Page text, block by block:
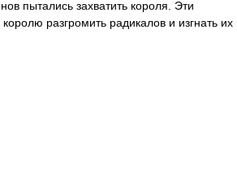
пытались захватить короля. Эти
разгромить радикалов и изгнать их